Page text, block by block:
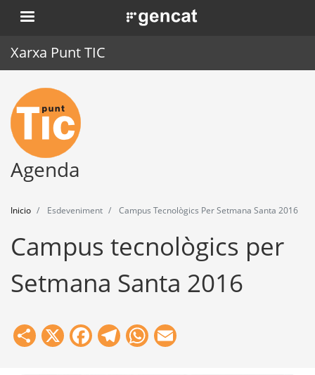
Pasar
al
. Obre en una nova finestra.
Xarxa Punt TIC
Inicio
Punt TIC
Actualidad
Herramientas
Agenda
Inicio Esdeveniment Campus Tecnològics Per Setmana Santa 2016
Campus tecnològics per
Setmana Santa 2016
Share
X Facebook
Telegram
WhatsApp